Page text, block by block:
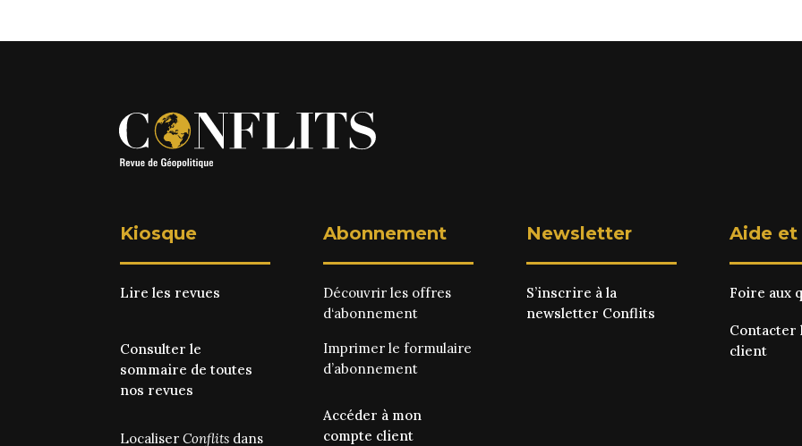
Kiosque
Lire les revues
Consulter le
sommaire de toutes
nos revues
LocaliserConflits dans
Abonnement
Découvrir les offres
d‘abonnement
Imprimer leformulaire
d’abonnement
Accéder à mon
compte client
Newsletter
S’inscrire à la
newsletter Conflits
Aide
Foire aux
Contacter
client